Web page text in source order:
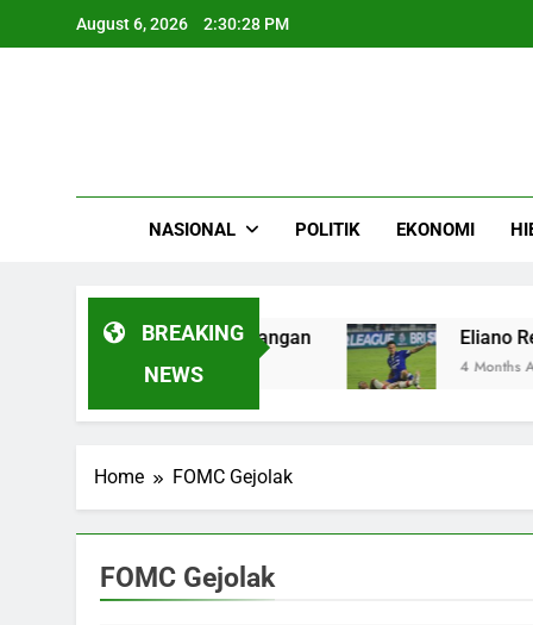
August 6, 2026 2:30:29 PM
NASIONAL POLITIK EKONOMI
BREAKING
NEWS
Peran di Pasar Keuangan Eliano
4 Months Ago
Home FOMC Gejolak
FOMC Gejolak